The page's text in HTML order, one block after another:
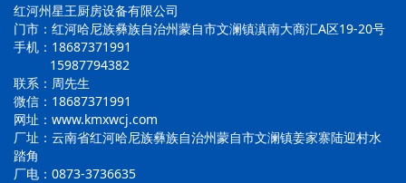
红河州星王厨房设备有限公司
门市：红河哈尼族彝族自治州蒙自市文澜镇滇南大商汇A区19-20号
手机：18687371991
15987794382
联系：周先生
微信：18687371991
网址：www.kmxwcj.com
厂址：云南省红河哈尼族彝族自治州蒙自市文澜镇姜家寨陆迎村水
踏角
厂电：0873-3736635